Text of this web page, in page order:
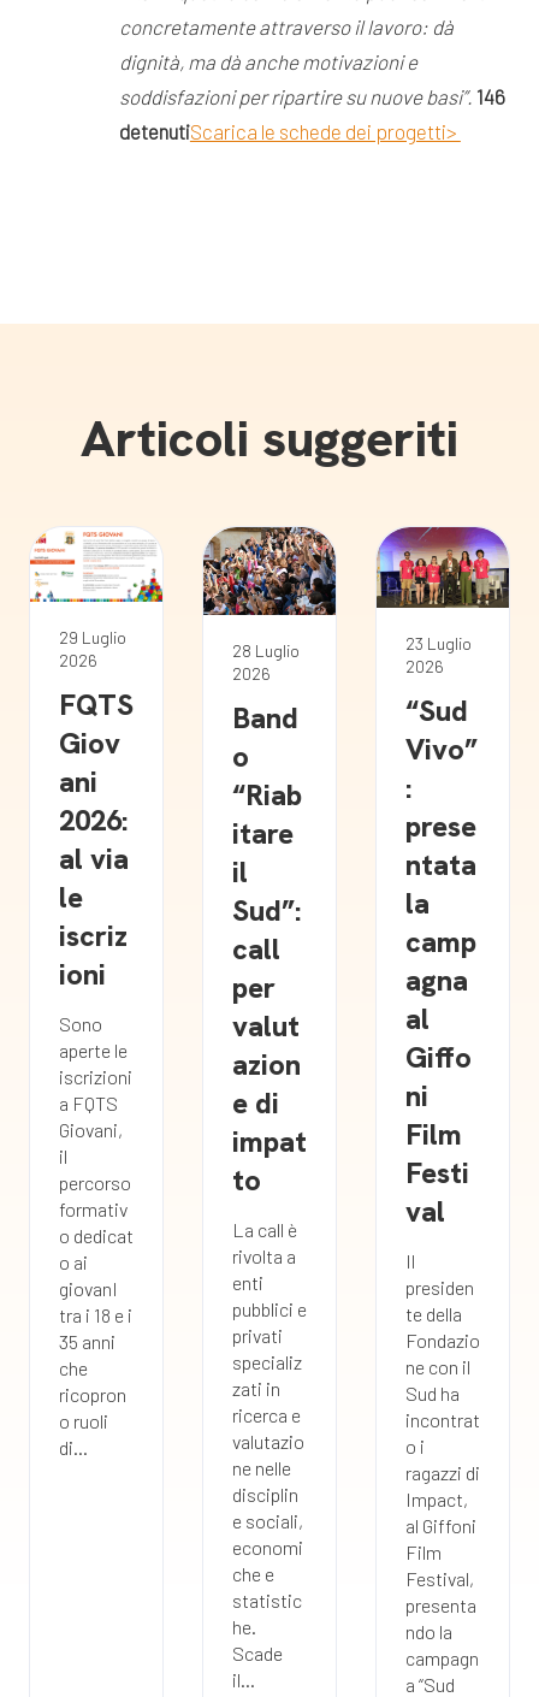
concretamente attraverso il lavoro: dà
dignità, ma dà anche motivazioni e
soddisfazioni per ripartire su nuove basi”. 146
detenutiScarica le schede dei progetti>
Articoli suggeriti
29 Luglio
2026
FQTS
Giov
ani
2026:
al via
le
iscriz
ioni
Sono
aperte le
iscrizioni
a FQTS
Giovani,
il
percorso
formativ
o dedicat
o ai
giovanI
tra i 18 e i
35 anni
che
ricopron
o ruoli
di...
28 Luglio
2026
Band
o
“Riab
itare
il
Sud”:
call
per
valut
azion
e di
impat
to
La call è
rivolta a
enti
pubblici e
privati
specializ
zati in
ricerca e
valutazio
ne nelle
disciplin
e sociali,
economi
che e
statistic
he.
Scade
il...
23 Luglio
2026
“Sud
Vivo”
:
prese
ntata
la
camp
agna
al
Giffo
ni
Film
Festi
val
Il
presiden
te della
Fondazio
ne con il
Sud ha
incontrat
o i
ragazzi di
Impact,
al Giffoni
Film
Festival,
presenta
ndo la
campagn
a “Sud